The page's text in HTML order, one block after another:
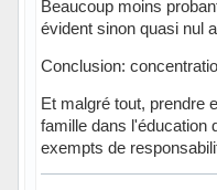
Beaucoup moins
évident sinon quasi nul
Conclusion:
Et malgré tout, prendre
famille dans l'éducation
exempts de